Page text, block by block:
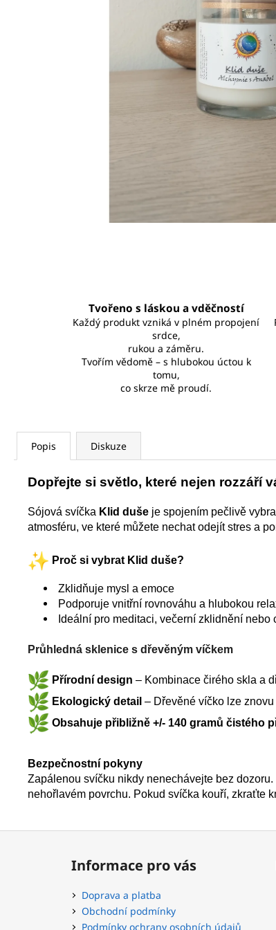
Tvořeno s láskou a vděčností
Každý produkt vzniká v plném propojení
srdce,
rukou a záměru.
Tvořím vědomě – s hlubokou úctou k
tomu,
co skrze mě proudí.
Popis Diskuze
Dopřejte si světlo, které nejen rozzáří
Sójová svíčka Klid duše je spojením pečlivě
atmosféru, ve které můžete nechat odejít stres a
Proč si vybrat Klid duše?
Zklidňuje mysl a emoce
Podporuje vnitřní rovnováhu a hlubokou
Ideální pro meditaci, večerní zklidnění nebo
Průhledná sklenice s dřevěným víčkem
Přírodní design – Kombinace čirého skla a
Ekologický detail – Dřevěné víčko lze
Obsahuje přibližně +/- 140 gramů čistého
Bezpečnostní pokyny
Zapálenou svíčku nikdy nenechávejte bez
nehořlavém povrchu. Pokud svíčka kouří, zkraťte
Z
Informace pro vás
Doprava a platba
Obchodní podmínky
Podmínky ochrany osobních údajů